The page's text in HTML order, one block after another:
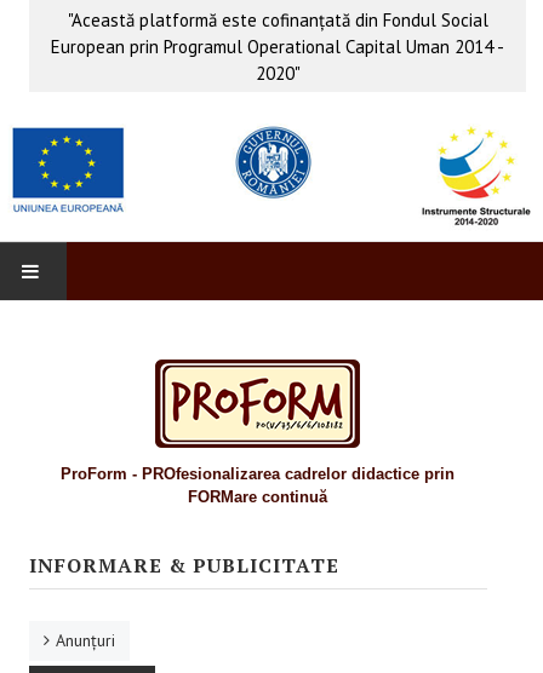
"Această platformă este cofinanţată din Fondul Social
European prin Programul Operational Capital Uman 2014 -
2020"
Pentru educaţie incluzivă
ProForm - PROfesionalizarea cadrelor didactice prin
FORMare continuă
INFORMARE & PUBLICITATE
Anunţuri